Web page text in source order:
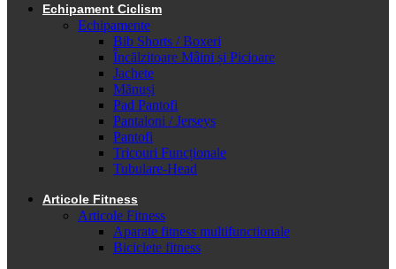
Echipament Ciclism
Echipamente
Bib Shorts / Boxeri
Încălzitoare Mâini și Picioare
Jachete
Mănuși
Pad Pantofi
Pantaloni / Jerseys
Pantofi
Tricouri Funcționale
Tubulare-Head
Articole Fitness
Articole Fitness
Aparate fitness multifunctionale
Biciclete fitness